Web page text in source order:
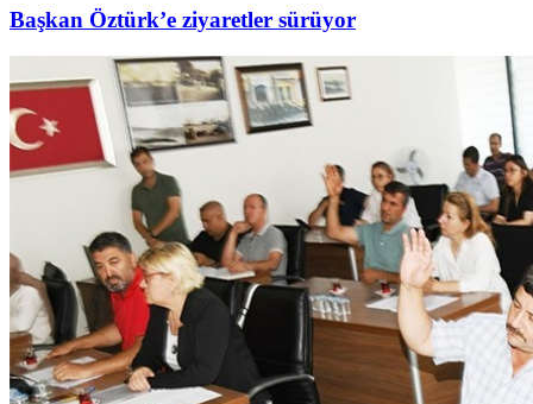
Başkan Öztürk’e ziyaretler sürüyor